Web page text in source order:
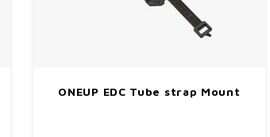
ONEUP EDC Tube strap Mount